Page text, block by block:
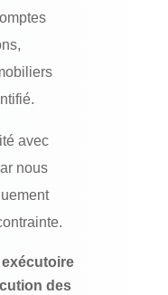
avec
nous
des